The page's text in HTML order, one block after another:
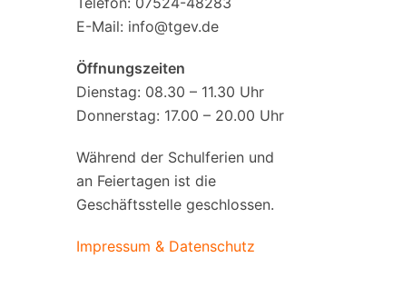
E-Mail: info@tgev.de
Öffnungszeiten
Dienstag: 08.30 – 11.30 Uhr
Donnerstag: 17.00 – 20.00 Uhr
Während der Schulferien und
an Feiertagen ist die
Geschäftsstelle geschlossen.
Impressum & Datenschutz